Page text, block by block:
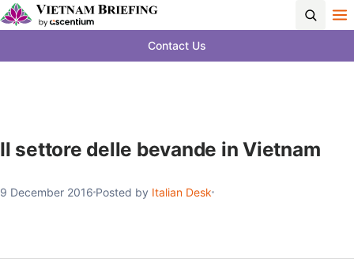
Contact Us
Il settore delle bevande in Vietnam
9 December 2016 Posted by Italian Desk